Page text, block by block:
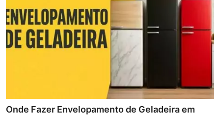
Onde Fazer Envelopamento de Geladeira em